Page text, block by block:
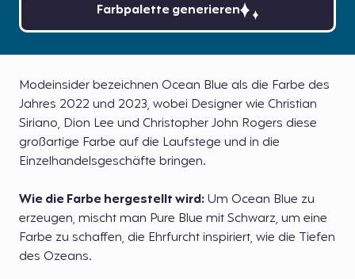
Farbpalette generieren
Modeinsider bezeichnen Ocean Blue als die Farbe des
Jahres 2022 und 2023, wobei Designer wie Christian
Siriano, Dion Lee und Christopher John Rogers diese
großartige Farbe auf die Laufstege und in die
Einzelhandelsgeschäfte bringen.
Wie die Farbe hergestellt wird:Um Ocean Blue zu
erzeugen, mischt man Pure Blue mit Schwarz, um eine
Farbe zu schaffen, die Ehrfurcht inspiriert, wie die Tiefen
des Ozeans.